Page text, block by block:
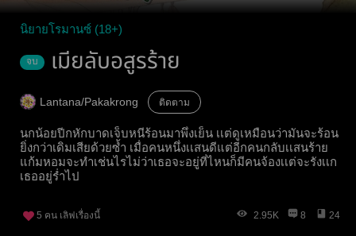
นิยายโรมานซ์ (18+)
จบ เมียลับอสูรร้าย
Lantana/Pakakrong ติดตาม
นกน้อยปีกหักบาดเจ็บหนีร้อนมาพึ่งเย็น เเต่ดูเหมือนว่ามันจะร้อน
ยิ่งกว่าเดิมเสียด้วยซ้ำ เมื่อคนหนึ่งเเสนดีแต่อีกคนกลับเเสนร้าย
แก้มหอมจะทำเช่นไรไม่ว่าเธอจะอยู่ที่ไหนก็มีคนจ้องเเต่จะรังเเก
เธออยู่ร่ำไป
5 คน เลิฟเรื่องนี้ 2.95K 8 24